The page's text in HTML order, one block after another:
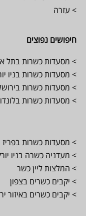
> עזרה
חיפושים נפוצים
> מסעדות כשרות בתל
> מסעדות כשרות בניו
> מסעדות כשרות
> מסעדות כשרות
> מסעדות כשרות בפריז
> מעדניה כשרה בניו
> המלצות ליין כשר
> יקבים כשרים בצפון
> יקבים כשרים באיזור